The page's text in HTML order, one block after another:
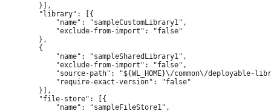
        }],
        "library": [{
            "name": "sampleCustomLibrary1",
            "exclude-from-import": "false"
        },
        {
            "name": "sampleSharedLibrary1",
            "exclude-from-import": "false",
"source-path": "${WL_HOME}\/common\/deployable-
            "require-exact-version": "false"
        }],
        "file-store": [{
            "name": "sampleFileStore1",